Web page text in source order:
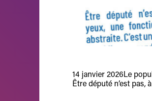
14 janvier 2026 Le
Être député n’est